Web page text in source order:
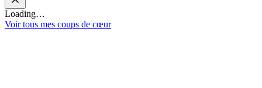
Loading…
Voir tous mes coups de cœur